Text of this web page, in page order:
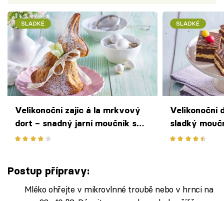
SLADKÉ
Velikonoční zajíc à la mrkvový
dort – snadný jarní moučník s
vlašskými ořechy
SLADKÉ
Velikonoční
sladký
náplní a
Postup přípravy:
Mléko ohřejte v mikrovlnné troubě nebo v hrnci na